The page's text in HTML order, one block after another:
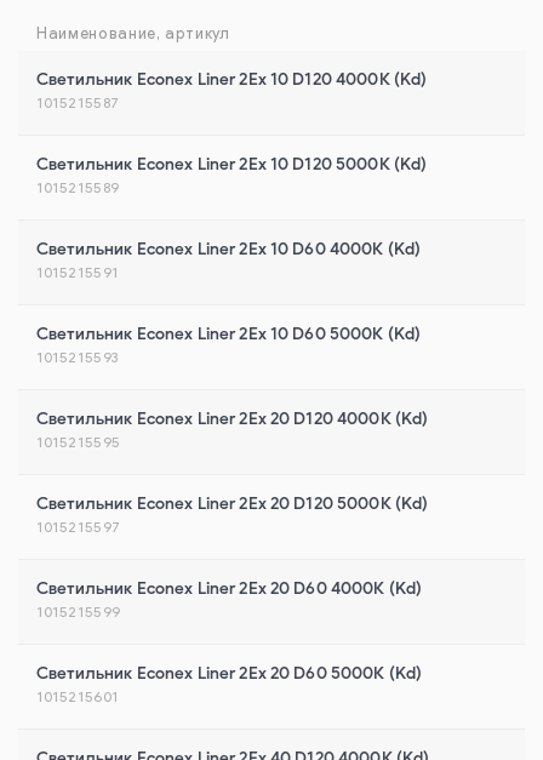
Наименование, артикул
Светильник Econex Liner 2Ex 10 D120 4000К (Kd)
1015215587
Светильник Econex Liner 2Ex 10 D120 5000К (Kd)
1015215589
Светильник Econex Liner 2Ex 10 D60 4000К (Kd)
1015215591
Светильник Econex Liner 2Ex 10 D60 5000К (Kd)
1015215593
Светильник Econex Liner 2Ex 20 D120 4000К (Kd)
1015215595
Светильник Econex Liner 2Ex 20 D120 5000К (Kd)
1015215597
Светильник Econex Liner 2Ex 20 D60 4000К (Kd)
1015215599
Светильник Econex Liner 2Ex 20 D60 5000К (Kd)
1015215601